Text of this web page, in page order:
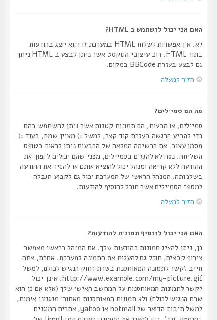
האם אני יכול להשתמש ב HTML?
לא. אין אפשרות לשלוח HTML במערכת זו והוא יוצג בהודעות
בתור HTML. רוב עיצובי הטקסט אשר ניתן לבצע ב HTML ניתן
גם לבצע בעזרת BBCode במקום.
חזור למעלה
מה הם סמיילים?
סמיילים, או הבעות, הם תמונות קטנות אשר ניתן להשתמש בהם
כדי להביע הרגשה בעזרת קוד קצר, למשל :) מציין שמח, בעוד :(
מסמן עצוב. את הרשימה המלאה של ההבעות ניתן לראות בטופס
השליחה. נסה לא להגזים בסמיילים, מפני שהם יכולים להפוך את
ההודעה ללא קריאה ומנהל יכול להוציא אותם או להסיר את ההודעה
בשלמותה. המנהל הראשי של המערכת יכול גם לקבוע הגבלה
למספר הסמיילים אשר תוכל להוסיף להודעות.
חזור למעלה
האם אני יכול להוסיף תמונות להודעות?
כן, ניתן להציג תמונות בהודעות שלך. אם המנהל הראשי מאפשר
צירוף קבצים, תוכל גם להעלות את התמונה למערכת. אחרת, אתה
חייב לקשר לתמונה המאוחסנת בשרת רחוק הנגיש לכולם, למשל
http://www.example.com/my-picture.gif. אינך יכול
לקשר לתמונות המאוחסנות על המחשב האישי שלך (אלא אם כן הוא
שרת הנגיש לכולם) ולא תמונות המאוחסנות מאחורי מנגנוני אימות,
למשל תיבות הדואר של hotmail או yahoo, אתרים המוגנים